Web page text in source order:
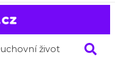
život O nás